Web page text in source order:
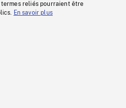
termes reliés pourraient être
En savoir plus